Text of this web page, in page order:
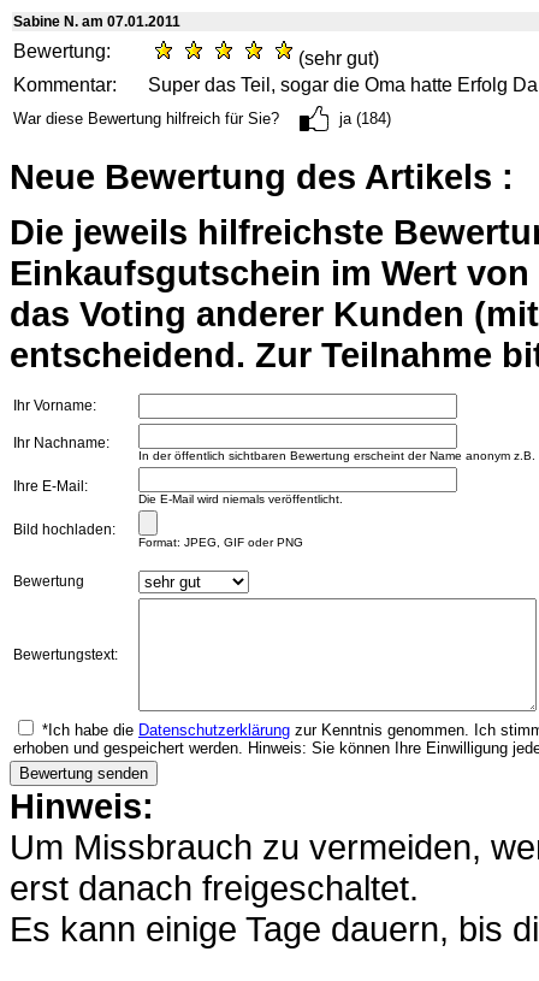
Sabine N. am 07.01.2011
Bewertung:
(sehr gut)
Kommentar:
Super das Teil, sogar die Oma hatte Erfolg
War diese Bewertung hilfreich für Sie? ja (184)
Neue Bewertung des Artikels :
Die jeweils hilfreichste
Einkaufsgutschein im Wert
das Voting anderer Kunden
entscheidend. Zur Teilnahme
Ihr Vorname:
Ihr Nachname:
In der öffentlich sichtbaren Bewertung erscheint der Name anonym
Ihre E-Mail:
Die E-Mail wird niemals veröffentlicht.
Bild hochladen:
Format: JPEG, GIF oder PNG
Bewertung
Bewertungstext:
*Ich habe die Datenschutzerklärung zur Kenntnis genommen. Ich
erhoben und gespeichert werden. Hinweis: Sie können Ihre Einwilligung
Hinweis:
Um Missbrauch zu vermeiden,
erst danach freigeschaltet.
Es kann einige Tage dauern, bis